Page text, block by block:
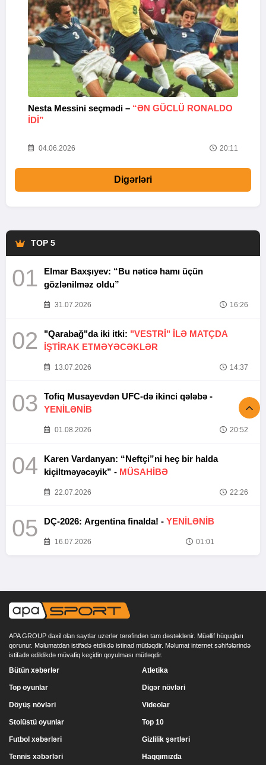
Nesta Messini seçmədi – “ƏN GÜCLÜ RONALDO
IDI”
04.06.2026 20:11
Digərləri
TOP 5
01
Elmar Baxşıyev: “Bu nəticə hamı üçün
gözlənilməz oldu”
31.07.2026 16:26
02 "Qarabağ"da iki itki: "VESTRİ" İLƏ MATÇDA
İŞTİRAK ETMƏYƏCƏKLƏR
13.07.2026 14:37
03
Tofiq Musayevdən UFC-də ikinci qələbə -
YENİLƏNİB
01.08.2026 20:52
04
Karen Vardanyan: “Neftçi”ni heç bir halda
kiçiltməyəcəyik” - MÜSAHİBƏ
22.07.2026 22:26
05 DÇ-2026: Argentina finalda! - YENİLƏNİB
16.07.2026 01:01
APA GROUP daxil olan saytlar uzerlər tərəfindən tam dəstəklənir. Müəllif hüquqları
qorunur. Məlumatdan istifadə etdikdə istinad mütləqdir. Məlumat internet səhifələrində
istifadə edildikdə müvafiq keçidin qoyulması mütləqdir.
Bütün xəbərlər
Top oyunlar
Döyüş növləri
Stolüstü oyunlar
Atletika
Digər növləri
Videolar
Top 10
Futbol xəbərləri
Tennis xəbərləri
Gizlilik şərtləri
Haqqımızda